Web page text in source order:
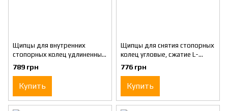
Щипцы для внутренних
стопорных колец удлиненные
изогнутые разжим 65 мм JTC
789 грн
Купить
Щипцы для снятия стопорных
колец угловые, сжатие L-
230мм, 32-80 мм JTC HB230
776 грн
Купить